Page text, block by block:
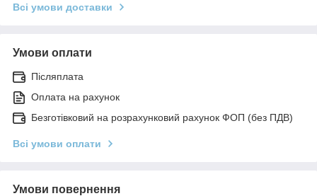
Всі умови доставки
Умови оплати
Післяплата
Оплата на рахунок
Безготівковий на розрахунковий рахунок ФОП (без ПДВ)
Всі умови оплати
Умови повернення